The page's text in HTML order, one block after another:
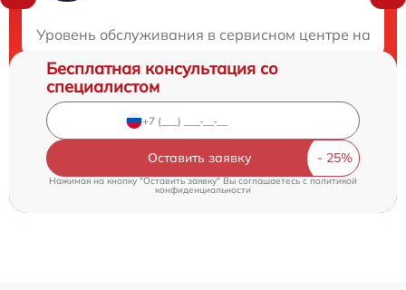
Уровень обслуживания в сервисном центре на
Бесплатная консультация со
специалистом
Оставить заявку
Нажимая на кнопку "Оставить заявку" Вы соглашаетесь cполитикой
конфиденциальности